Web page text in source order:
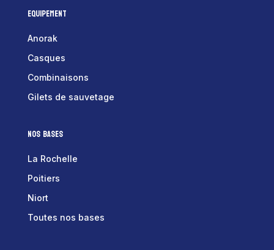
Equipement
Anorak
Casques
Combinaisons
Gilets de sauvetage
Nos bases
La Rochelle
Poitiers
Niort
Toutes nos bases